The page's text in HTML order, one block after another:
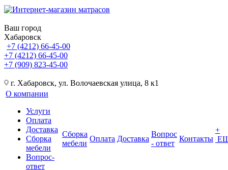
Ваш город
Хабаровск
+7 (4212) 66-45-00
+7 (4212) 66-45-00
+7 (909) 823-45-00
г. Хабаровск, ул. Волочаевская улица, 8 к1
О компании
Услуги
Оплата
Доставка
Сборка
мебели
Вопрос-
ответ
Сборка
мебели
Оплата Доставка
Вопрос
- ответ
Контакты
+